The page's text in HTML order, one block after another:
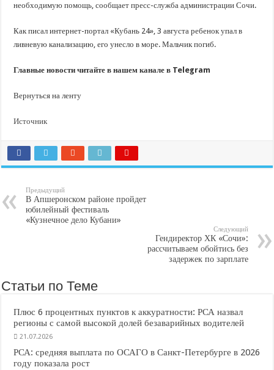
необходимую помощь, сообщает пресс-служба администрации Сочи.
Как писал интернет-портал «Кубань 24», 3 августа ребенок упал в
ливневую канализацию, его унесло в море. Мальчик погиб.
Главные новости читайте в нашем канале в Telegram
Вернуться на ленту
Источник
Предыдущий
В Апшеронском районе пройдет
юбилейный фестиваль
«Кузнечное дело Кубани»
Следующий
Гендиректор ХК «Сочи»:
рассчитываем обойтись без
задержек по зарплате
Статьи по Теме
Плюс 6 процентных пунктов к аккуратности: РСА назвал
регионы с самой высокой долей безаварийных водителей
21.07.2026
РСА: средняя выплата по ОСАГО в Санкт-Петербурге в 2026
году показала рост